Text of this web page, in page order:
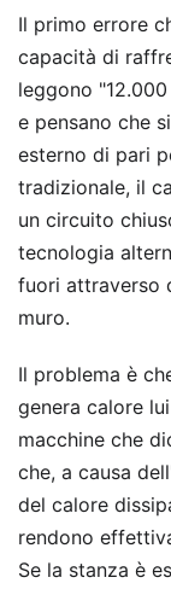
Il primo errore
capacità di
leggono
e pensano che
esterno di pari
tradizionale, il
un circuito
tecnologia
fuori attraverso
muro.
Il problema è
genera calore
macchine che
che, a causa
del calore
rendono
Se la stanza è